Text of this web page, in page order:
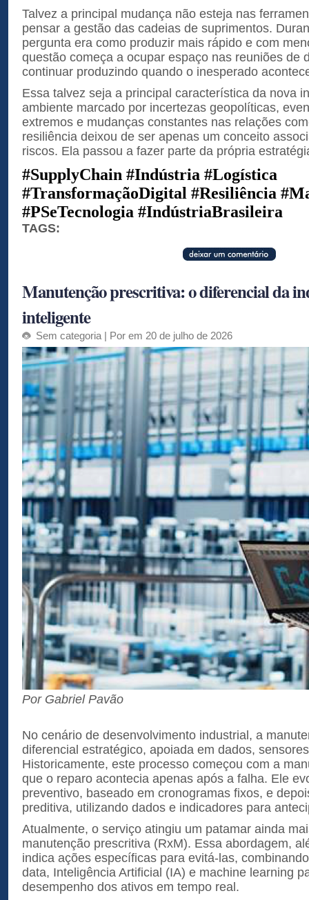
Talvez a principal mudança não esteja nas
pensar a gestão das cadeias de suprimentos.
pergunta era como produzir mais rápido e com
questão começa a ocupar espaço nas reuniões de
continuar produzindo quando o inesperado
Essa talvez seja a principal característica da nova
ambiente marcado por incertezas geopolíticas,
extremos e mudanças constantes nas relações
resiliência deixou de ser apenas um conceito
riscos. Ela passou a fazer parte da própria
#SupplyChain #Indústria #Logística
#TransformaçãoDigital #Resiliência
#PSeTecnologia #IndústriaBrasileira
TAGS:
Manutenção prescritiva: o diferencial da
inteligente
Sem categoria | Por em 20 de julho de 2026
Por Gabriel Pavão
No cenário de desenvolvimento industrial, a
diferencial estratégico, apoiada em dados,
Historicamente, este processo começou com a
que o reparo acontecia apenas após a falha. Ele
preventivo, baseado em cronogramas fixos, e
preditiva, utilizando dados e indicadores para
Atualmente, o serviço atingiu um patamar ainda
manutenção prescritiva (RxM). Essa abordagem,
indica ações específicas para evitá-las,
data, Inteligência Artificial (IA) e machine learning
desempenho dos ativos em tempo real.